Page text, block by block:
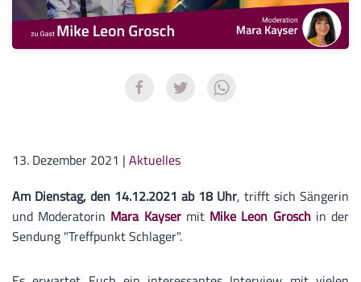
13. Dezember 2021 | Aktuelles
Am Dienstag, den 14.12.2021 ab 18 Uhr, trifft sich Sängerin
und Moderatorin Mara KaysermitMike Leon Groschin der
Sendung "Treffpunkt Schlager".